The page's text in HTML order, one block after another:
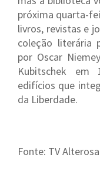
próxima quarta-
livros, revistas e
coleção literária
por Oscar
Kubitschek em
edifícios que
da Liberdade.
Fonte: TV Alterosa